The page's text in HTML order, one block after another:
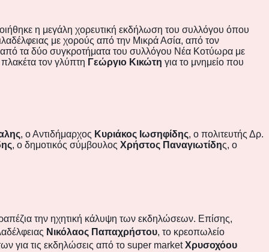
η μεγάλη χορευτική εκδήλωση του συλλόγου όπου
με χορούς από την Μικρά Ασία, από τον
τα δύο συγκροτήματα του συλλόγου Νέα Κοτύωρα με
τον γλύπτη Γεώργιο Κικώτη για το μνημείο που
, ο Αντιδήμαρχος Κυριάκος Ιωσηφίδης, ο πολιτευτής Δρ.
, ο δημοτικός σύμβουλος Χρήστος Παναγιωτίδης, ο
την ηχητική κάλυψη των εκδηλώσεων. Επίσης,
Νικόλαος Παπαχρήστου, το κρεοπωλείο
για τις εκδηλώσεις από το super marketΧρυσοχόου